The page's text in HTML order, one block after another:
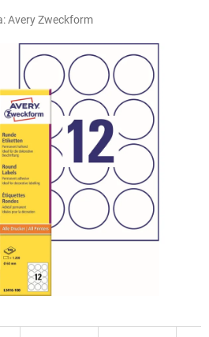
Avery Zweckform